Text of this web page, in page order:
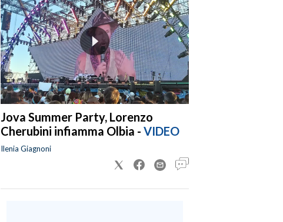
Jova Summer Party, Lorenzo
Cherubini infiamma Olbia - VIDEO
Ilenia Giagnoni